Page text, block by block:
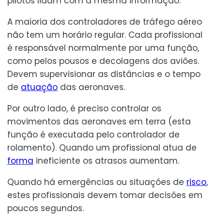
A maioria dos controladores de tráfego aéreo
não tem um horário regular. Cada profissional
é responsável normalmente por uma função,
como pelos pousos e decolagens dos aviões.
Devem supervisionar as distâncias e o tempo
de atuação das aeronaves.
Por outro lado, é preciso controlar os
movimentos das aeronaves em terra (esta
função é executada pelo controlador de
rolamento). Quando um profissional atua de
forma ineficiente os atrasos aumentam.
Quando há emergências ou situações de risco,
estes profissionais devem tomar decisões em
poucos segundos.